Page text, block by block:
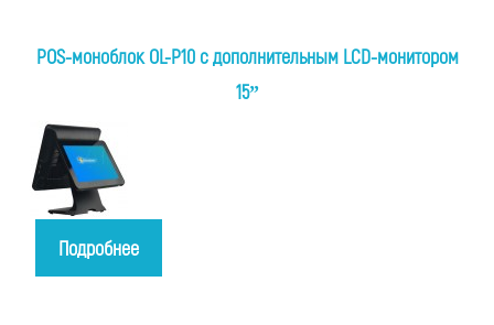
POS-моноблок OL-P10 с дополнительным LCD-монитором
15”
Подробнее